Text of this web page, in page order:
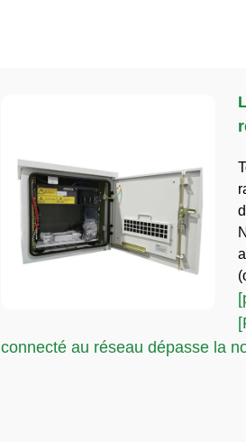
connecté au réseau dépasse la